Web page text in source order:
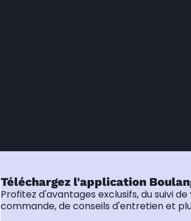
Téléchargez l'application
Profitez d'avantages exclusifs, du suivi
commande, de conseils d'entretien et